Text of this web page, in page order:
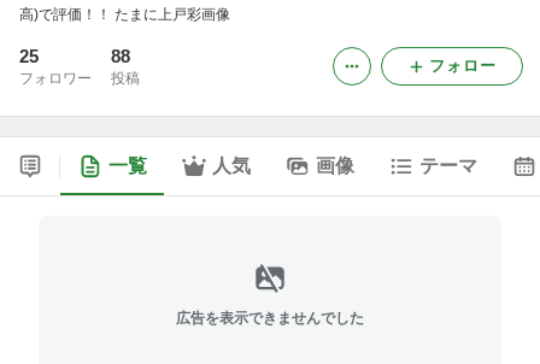
高)で評価！！ たまに上戸彩画像
25
フォロワー
88
投稿
フォロー
一覧 人気 画像 テーマ
広告を表示できませんでした